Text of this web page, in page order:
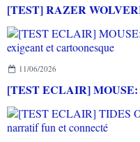
11/06/2026